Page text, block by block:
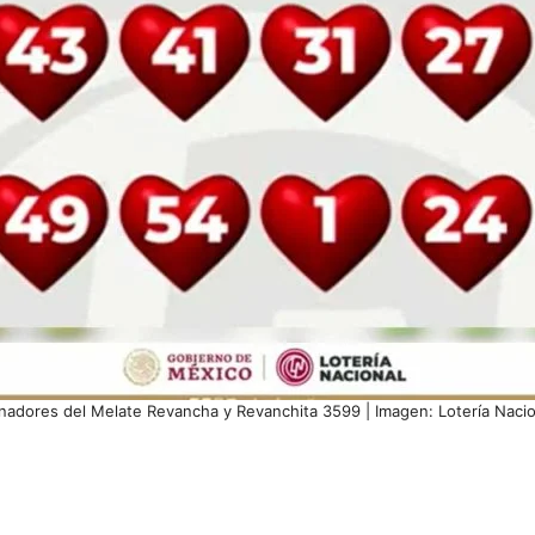
del Melate Revancha y Revanchita 3599 | Imagen: Lotería